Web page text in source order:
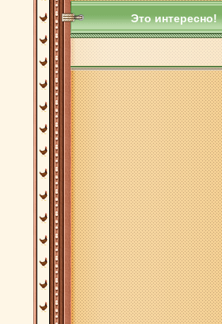
Это интересно!